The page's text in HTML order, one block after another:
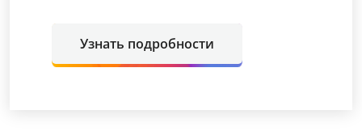
Узнать подробности